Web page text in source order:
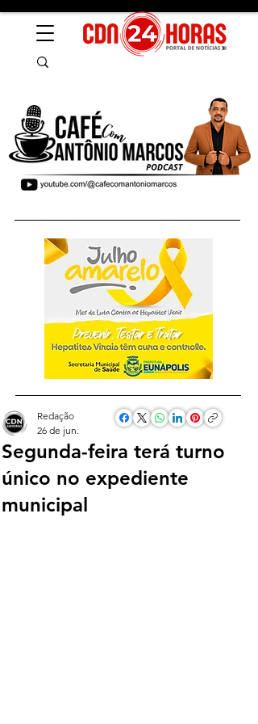
Segunda-feira terá turno
único no expediente
municipal
Redação
26 de jun.